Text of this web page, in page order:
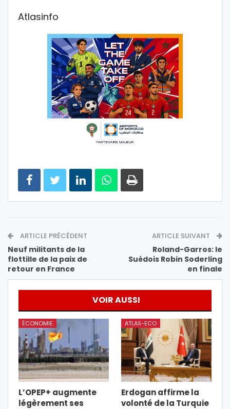
Atlasinfo
ARTICLE PRÉCÉDENT
Neuf militants de la
flottille de la paix de
retour en France
ARTICLE SUIVANT
Roland-Garros: le
Suédois Robin Soderling
en finale
VOIR AUSSI
ÉCONOMIE
L’OPEP+ augmente
légèrement ses
ATLAS-ECO
Erdogan affirme la
volonté de la Turquie